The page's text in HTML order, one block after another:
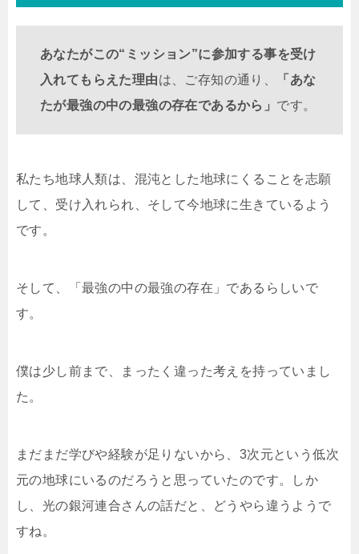
あなたがこの“ミッション”に参加する事を受け
入れてもらえた理由は、ご存知の通り、
「あな
たが最強の中の最強の存在であるから」 です。
私たち地球人類は、混沌とした地球にくることを志願
して、受け入れられ、そして今地球に生きているよう
です。
そして、「最強の中の最強の存在」であるらしいで
す。
僕は少し前まで、まったく違った考えを持っていまし
た。
まだまだ学びや経験が足りないから、3次元という低次
元の地球にいるのだろうと思っていたのです。しか
し、光の銀河連合さんの話だと、どうやら違うようで
すね。